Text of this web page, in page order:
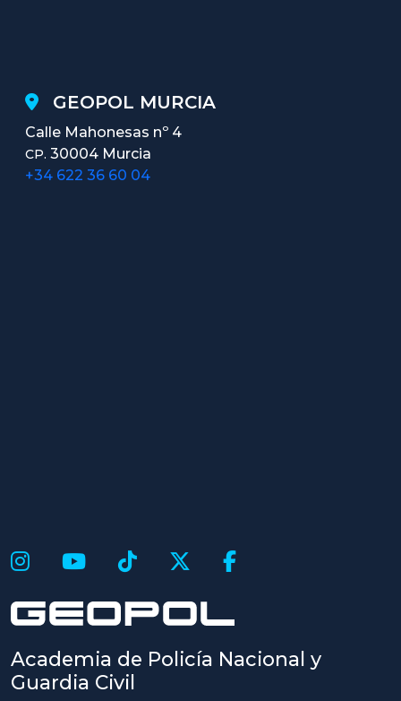
GEOPOL MURCIA
Calle Mahonesas nº 4
CP. 30004 Murcia
+34 622 36 60 04
Academia de Policía Nacional y
Guardia Civil